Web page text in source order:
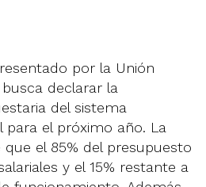
por la Unión
busca declarar la
del sistema
para el próximo año. La
el 85% del presupuesto
y el 15% restante a